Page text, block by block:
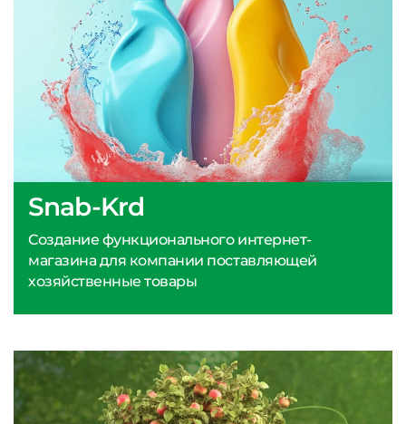
Snab-Krd
Создание функционального интернет-
магазина для компании поставляющей
хозяйственные товары